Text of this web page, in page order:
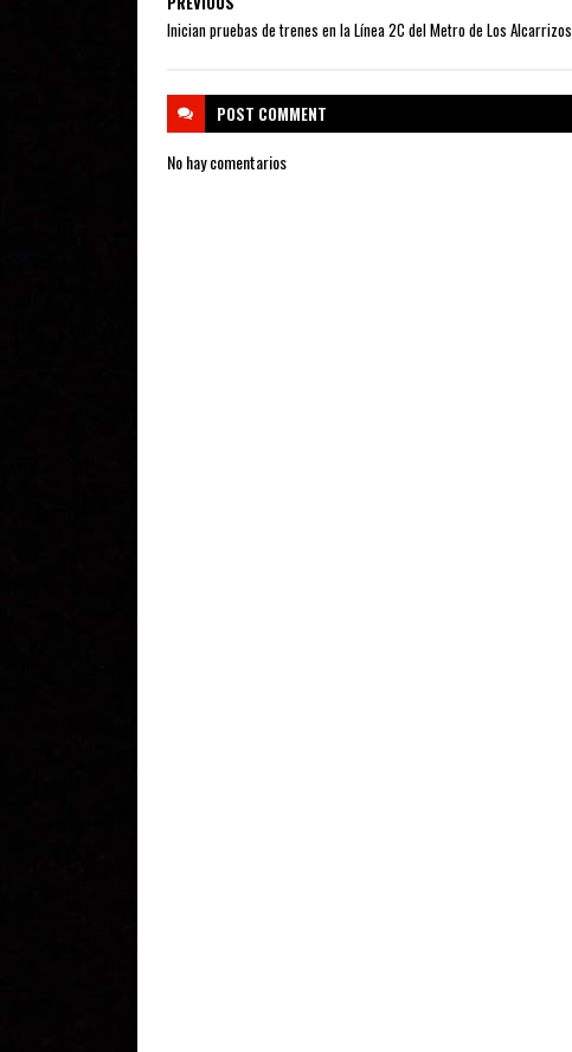
Inician pruebas de trenes en la Línea 2C del Metro de Los Alcarrizos
POST COMMENT
No hay comentarios